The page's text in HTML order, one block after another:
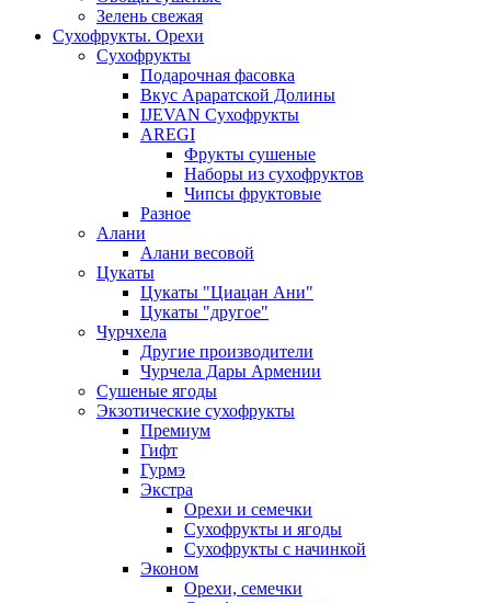
Зелень свежая
Сухофрукты. Орехи
Сухофрукты
Подарочная фасовка
Вкус Араратской Долины
IJEVAN Сухофрукты
AREGI
Фрукты сушеные
Наборы из сухофруктов
Чипсы фруктовые
Разное
Алани
Алани весовой
Цукаты
Цукаты "Циацан Ани"
Цукаты "другое"
Чурчхела
Другие производители
Чурчела Дары Армении
Сушеные ягоды
Экзотические сухофрукты
Премиум
Гифт
Гурмэ
Экстра
Орехи и семечки
Сухофрукты и ягоды
Сухофрукты с начинкой
Эконом
Орехи, семечки